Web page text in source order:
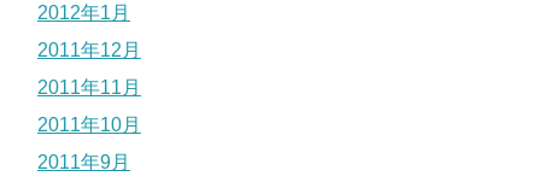
2012年1月
2011年12月
2011年11月
2011年10月
2011年9月